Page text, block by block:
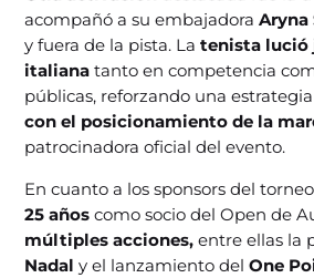
acompañó a su embajadoraAryna
y fuera de la pista. Latenista lució
italiana tanto en competencia
públicas, reforzando una
con el posicionamiento de la
patrocinadora oficial del evento.
En cuanto a los sponsors del
25 años como socio del Open de
múltiples acciones,entre ellas la
Nadal y el lanzamiento delOne